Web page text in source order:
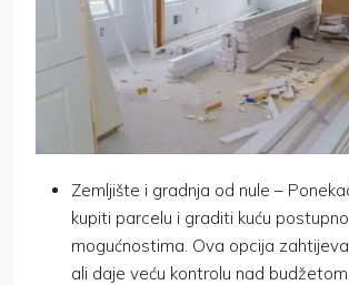
Zemljište i gradnja od nule –
kupiti parcelu i graditi kuću
mogućnostima. Ova opcija
ali daje veću kontrolu nad budžetom.